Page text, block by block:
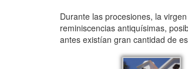
Durante las procesiones, la
reminiscencias antiquísimas,
antes existían gran cantidad de